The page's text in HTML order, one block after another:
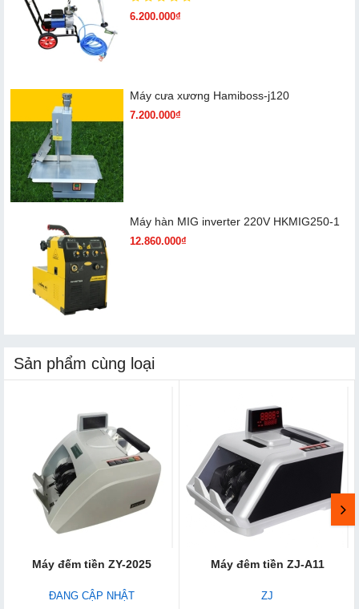
6.200.000₫
Máy cưa xương Hamiboss-j120
7.200.000₫
Máy hàn MIG inverter 220V HKMIG250-1
12.860.000₫
Sản phẩm cùng loại
Máy đếm tiền ZY-2025
ĐANG CẬP NHẬT
Máy đêm tiền ZJ-A11
ZJ